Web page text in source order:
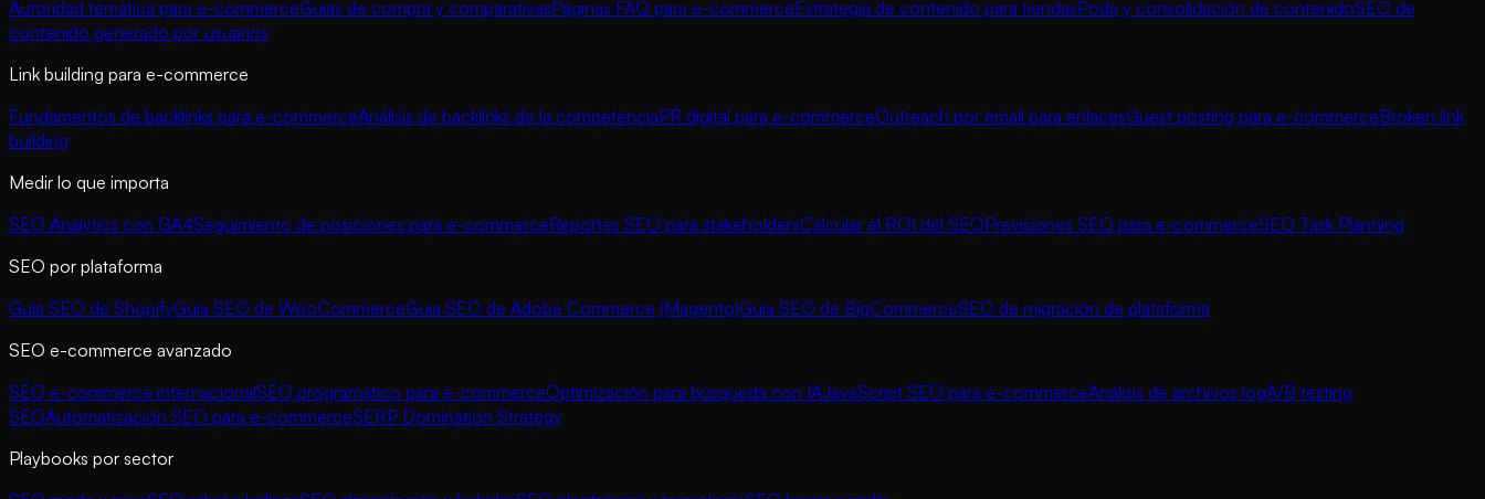
Autoridad temática para e-commerceGuías de compra y comparativasPáginas FAQ para e-commerceEstrategia de contenido para tiendasPoda y consolidación de contenidoSEO de
contenido generado por usuarios
Link building para e-commerce
Fundamentos de backlinks para e-commerceAnálisis de backlinks de la competenciaPR digital para e-commerceOutreach por email para enlacesGuest posting para e-commerceBroken link
building
Medir lo que importa
SEO Analytics con GA4Seguimiento de posiciones para e-commerceReportes SEO para stakeholdersCalcular el ROI del SEOPrevisiones SEO para e-commerceSEO Task Planning
SEO por plataforma
Guía SEO de ShopifyGuía SEO de WooCommerceGuía SEO de Adobe Commerce (Magento)Guía SEO de BigCommerceSEO de migración de plataforma
SEO e-commerce avanzado
SEO e-commerce internacionalSEO programático para e-commerceOptimización para búsqueda con IAJavaScript SEO para e-commerceAnálisis de archivos logA/B testing
SEOAutomatización SEO para e-commerceSERP Domination Strategy
Playbooks por sector